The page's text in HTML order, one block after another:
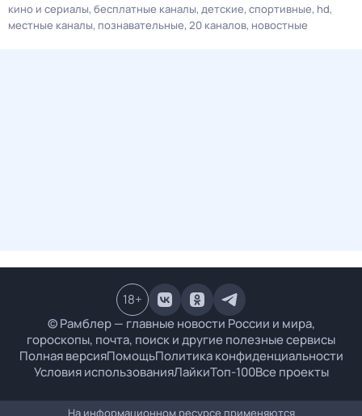
кино и сериалы бесплатные каналы детские спортивные hd
местные каналы познавательные 20 каналов новостные
© Рамблер — главные новости России и мира,
гороскопы, почта, поиск и другие полезные сервисы
Полная версияПомощьПолитика конфиденциальности
Условия использованияЛайкиТоп-100Все проекты
18+
На информационном ресурсе применяются